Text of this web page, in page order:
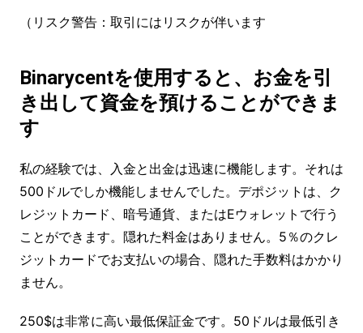
（リスク警告：取引にはリスクが伴います
Binarycentを使用すると、お金を引
き出して資金を預けることができま
す
私の経験では、入金と出金は迅速に機能します。それは
500ドルでしか機能しませんでした。デポジットは、ク
レジットカード、暗号通貨、またはEウォレットで行う
ことができます。隠れた料金はありません。5％のクレ
ジットカードでお支払いの場合、隠れた手数料はかかり
ません。
250$は非常に高い最低保証金です。50ドルは最低引き